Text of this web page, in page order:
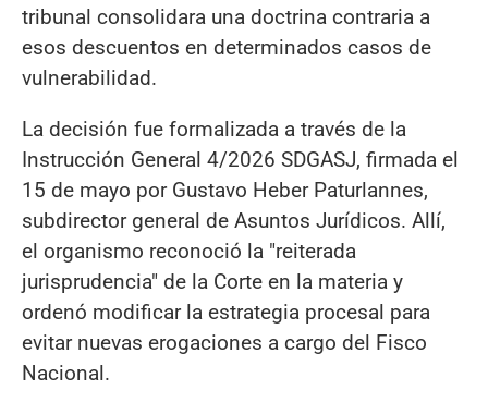
tribunal consolidara una doctrina contraria a
esos descuentos en determinados casos de
vulnerabilidad.
La decisión fue formalizada a través de la
Instrucción General 4/2026 SDGASJ, firmada el
15 de mayo por Gustavo Heber Paturlannes,
subdirector general de Asuntos Jurídicos. Allí,
el organismo reconoció la "reiterada
jurisprudencia" de la Corte en la materia y
ordenó modificar la estrategia procesal para
evitar nuevas erogaciones a cargo del Fisco
Nacional.